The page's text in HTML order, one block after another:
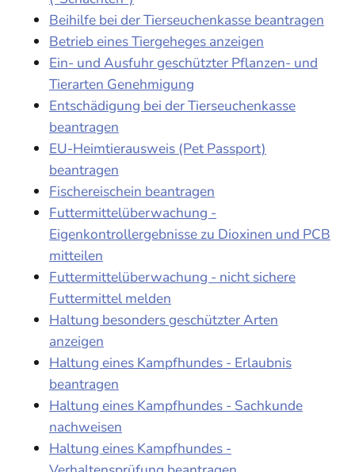
Beihilfe bei der Tierseuchenkasse beantragen
Betrieb eines Tiergeheges anzeigen
Ein- und Ausfuhr geschützter Pflanzen- und
Tierarten Genehmigung
Entschädigung bei der Tierseuchenkasse
beantragen
EU-Heimtierausweis (Pet Passport)
beantragen
Fischereischein beantragen
Futtermittelüberwachung -
Eigenkontrollergebnisse zu Dioxinen und PCB
mitteilen
Futtermittelüberwachung - nicht sichere
Futtermittel melden
Haltung besonders geschützter Arten
anzeigen
Haltung eines Kampfhundes - Erlaubnis
beantragen
Haltung eines Kampfhundes - Sachkunde
nachweisen
Haltung eines Kampfhundes -